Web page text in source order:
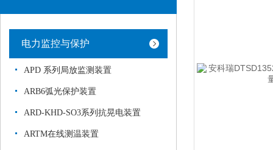
电力监控与保护
APD 系列局放监测装置
ARB6弧光保护装置
ARD-KHD-SO3系列抗晃电装置
ARTM在线测温装置